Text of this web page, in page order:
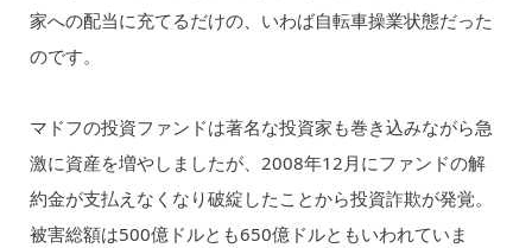
家への配当に充てるだけの、いわば自転車操業状態だった
のです。
マドフの投資ファンドは著名な投資家も巻き込みながら急
激に資産を増やしましたが、2008年12月にファンドの解
約金が支払えなくなり破綻したことから投資詐欺が発覚。
被害総額は500億ドルとも650億ドルともいわれていま